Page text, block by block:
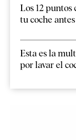
Los 12 puntos
tu coche
Esta es la
por lavar el